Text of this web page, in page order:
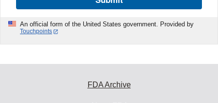
An official form of the United States government. Provided by
Touchpoints
FDA Archive